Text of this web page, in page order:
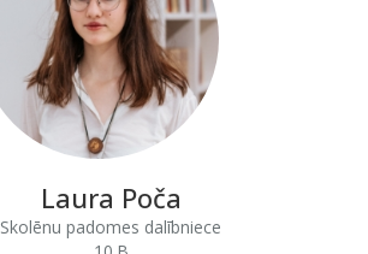
Laura Poča
Skolēnu padomes dalībniece